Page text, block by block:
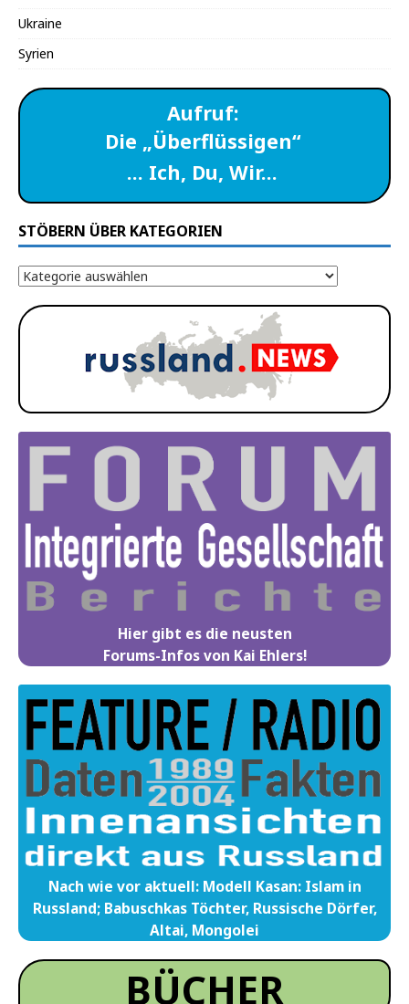
Ukraine
Syrien
Aufruf:
Die „Überflüssigen“
… Ich, Du, Wir…
STÖBERN ÜBER KATEGORIEN
Hier gibt es die neusten
Forums-Infos von Kai Ehlers!
Nach wie vor aktuell: Modell Kasan: Islam in
Russland; Babuschkas Töchter, Russische Dörfer,
Altai, Mongolei
BÜCHER